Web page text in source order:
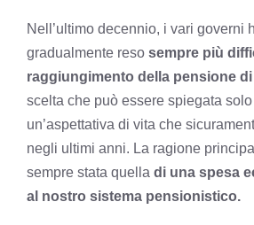
Nell’ultimo decennio, i vari governi
gradualmente reso sempre più
raggiungimento della pensione
scelta che può essere spiegata
un’aspettativa di vita che
negli ultimi anni. La ragione
sempre stata quella di una spesa
al nostro sistema pensionistico.